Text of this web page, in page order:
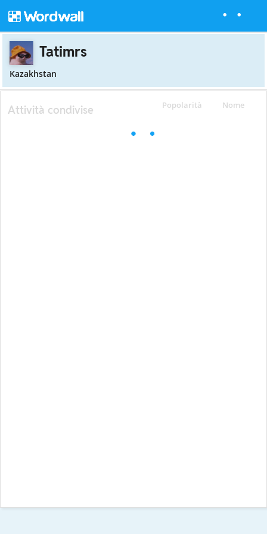
Tatimrs
Kazakhstan
Popolarità Nome
Attività condivise